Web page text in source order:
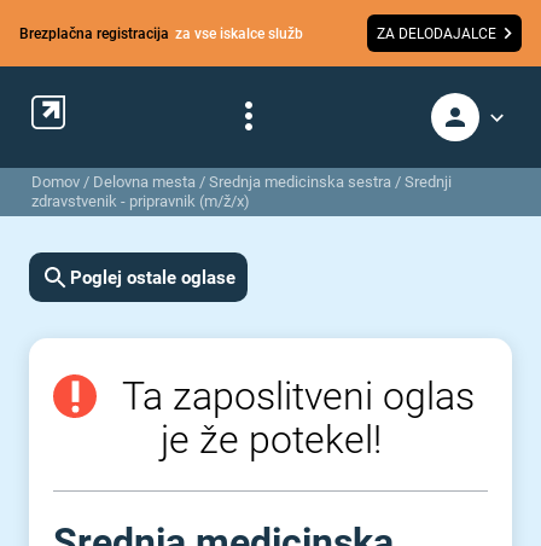
Brezplačna registracija za vse iskalce služb ZA DELODAJALCE
Domov / Delovna mesta / Srednja medicinska sestra / Srednji
zdravstvenik - pripravnik (m/ž/x)
Poglej ostale oglase
Ta zaposlitveni oglas
je že potekel!